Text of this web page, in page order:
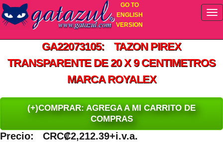
GO TO
ENGLISH
VERSION
GA22073105: TAZON PIREX
TRANSPARENTE DE 20 X 9 CENTIMETROS
MARCA ROYALEX
(+)COMPRAR: AGREGA A MI CARRITO DE
COMPRAS
Precio: CRC₡2,212.39+i.v.a.